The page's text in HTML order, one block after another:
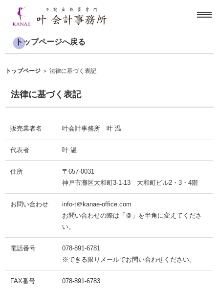
トップページへ戻る
トップページ ＞ 法律に基づく表記
法律に基づく表記
販売業者名 叶会計事務所 叶 温
代表者 叶 温
住所
〒657-0031
神戸市灘区大和町3-1-13 大和町ビル2・3・4階
お問い合わせ
info-t＠kanae-office.com
お問い合わせの際は「＠」を半角に変えてくださ
い。
電話番号
078-891-6781
※できる限りメールでお問い合わせください。
FAX番号 078-891-6783